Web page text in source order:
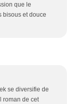
que le
bisous et douce
se diversifie de
roman de cet